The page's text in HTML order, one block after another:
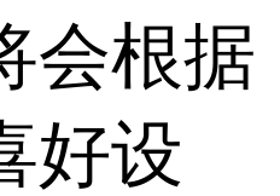
会根据
好设